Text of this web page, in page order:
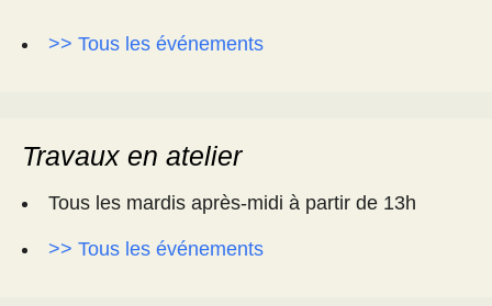
>> Tous les événements
Travaux en atelier
Tous les mardis après-midi à partir de 13h
>> Tous les événements